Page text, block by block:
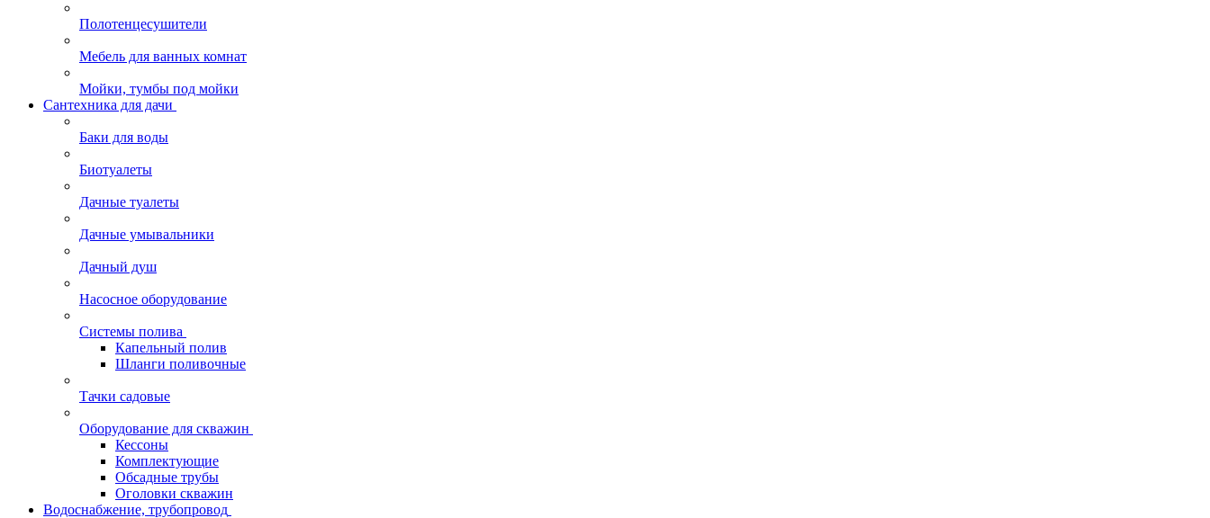
Полотенцесушители
Мебель для ванных комнат
Мойки, тумбы под мойки
Сантехника для дачи
Баки для воды
Биотуалеты
Дачные туалеты
Дачные умывальники
Дачный душ
Насосное оборудование
Системы полива
Капельный полив
Шланги поливочные
Тачки садовые
Оборудование для скважин
Кессоны
Комплектующие
Обсадные трубы
Оголовки скважин
Водоснабжение, трубопровод